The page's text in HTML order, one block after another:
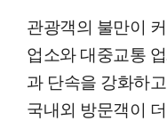
관광객의 불만이
업소와 대중교통
과 단속을 강화하
국내외 방문객이